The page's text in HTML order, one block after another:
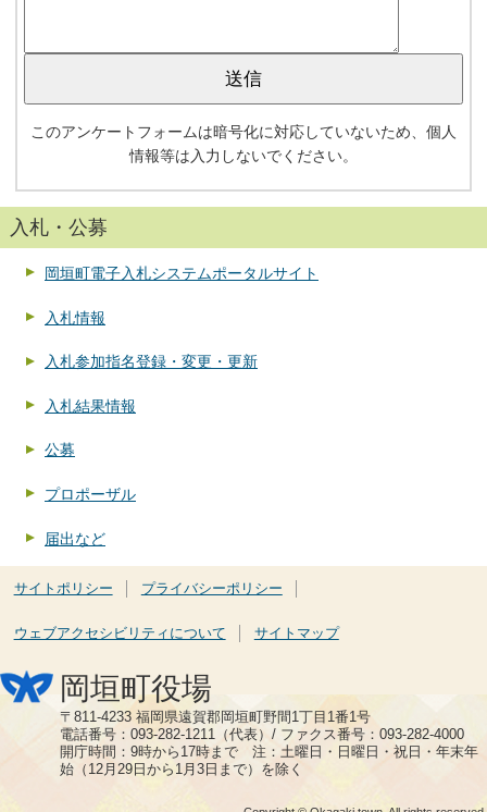
このアンケートフォームは暗号化に対応していないため、個人
情報等は入力しないでください。
入札・公募
岡垣町電子入札システムポータルサイト
入札情報
入札参加指名登録・変更・更新
入札結果情報
公募
プロポーザル
届出など
サイトポリシー プライバシーポリシー
ウェブアクセシビリティについて サイトマップ
岡垣町役場
〒811-4233 福岡県遠賀郡岡垣町野間1丁目1番1号
電話番号：093-282-1211（代表）/ ファクス番号：093-282-4000
開庁時間：9時から17時まで 注：土曜日・日曜日・祝日・年末年
始（12月29日から1月3日まで）を除く